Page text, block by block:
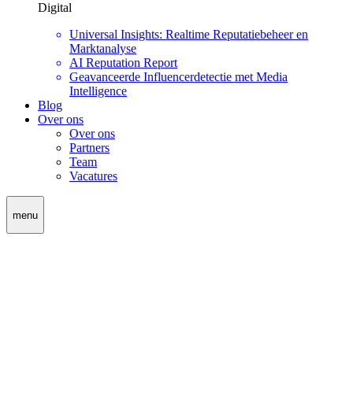
Digital
Universal Insights: Realtime Reputatiebeheer en
Marktanalyse
AI Reputation Report
Geavanceerde Influencerdetectie met Media
Intelligence
Blog
Over ons
Over ons
Partners
Team
Vacatures
menu